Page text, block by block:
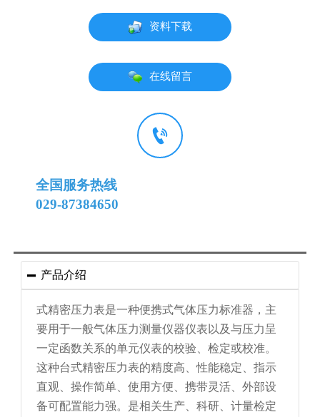
资料下载
在线留言

全国服务热线
029-87384650
 产品介绍
式精密压力表是一种便携式气体压力标准器，主
要用于一般气体压力测量仪器仪表以及与压力呈
一定函数关系的单元仪表的校验、检定或校准。
这种台式精密压力表的精度高、性能稳定、指示
直观、操作简单、使用方便、携带灵活、外部设
备可配置能力强。是相关生产、科研、计量检定